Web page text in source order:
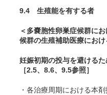
9.4 生殖能を有する者
＜多嚢胞性卵巣症候群に
候群の生殖補助医療にお
妊娠初期の投与を避けるた
［2.5、8.6、9.5参照］
・各治療周期における本